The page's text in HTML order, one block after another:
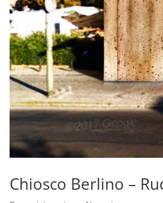
Chiosco Berlino –